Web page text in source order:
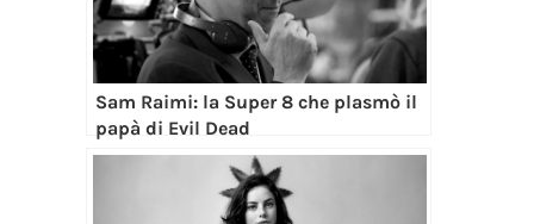
Sam Raimi: la Super 8 che plasmò il
papà di Evil Dead